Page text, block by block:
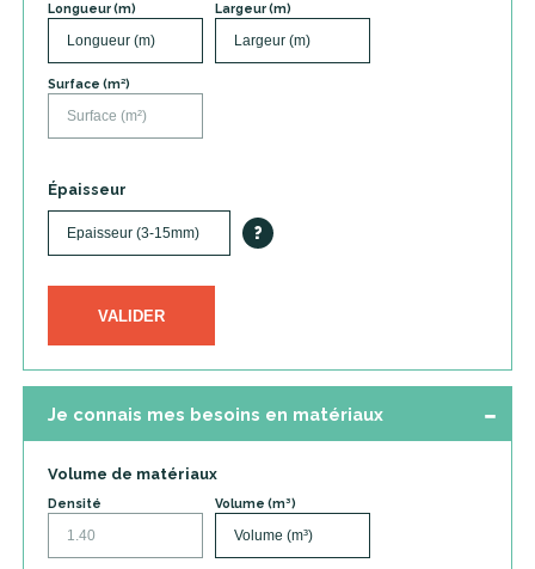
Longueur (m) Largeur (m)
Surface (m²)
Épaisseur
?
VALIDER
Je connais mes besoins en matériaux
Volume de matériaux
Densité Volume (m³)